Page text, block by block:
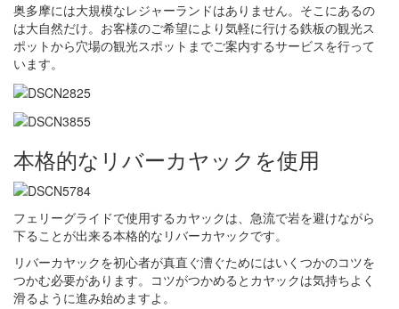
奥多摩には大規模なレジャーランドはありません。そこにあるの
は大自然だけ。お客様のご希望により気軽に行ける鉄板の観光ス
ポットから穴場の観光スポットまでご案内するサービスを行って
います。
本格的なリバーカヤックを使用
フェリーグライドで使用するカヤックは、急流で岩を避けながら
下ることが出来る本格的なリバーカヤックです。
リバーカヤックを初心者が真直ぐ漕ぐためにはいくつかのコツを
つかむ必要があります。コツがつかめるとカヤックは気持ちよく
滑るように進み始めますよ。